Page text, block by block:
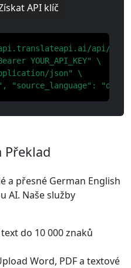
API klíč
api/v1/
YOUR_API_KEY" \
json" \
"source_language": "de",
Překlad
a přesné German English
AI. Naše služby
do 10 000 znaků
Word, PDF a textové